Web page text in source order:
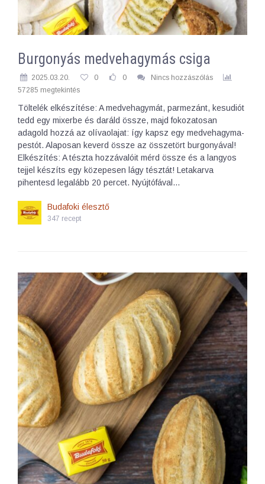
Burgonyás medvehagymás csiga
2025.03.20. 0 0
Nincs hozzászólás
57285 megtekintés
Töltelék elkészítése: A medvehagymát, parmezánt, kesudiót
tedd egy mixerbe és daráld össze, majd fokozatosan
adagold hozzá az olívaolajat: így kapsz egy medvehagyma-
pestót. Alaposan keverd össze az összetört burgonyával!
Elkészítés: A tészta hozzávalóit mérd össze és a langyos
tejjel készíts egy közepesen lágy tésztát! Letakarva
pihentesd legalább 20 percet. Nyújtófával…
Budafoki élesztő
347 recept